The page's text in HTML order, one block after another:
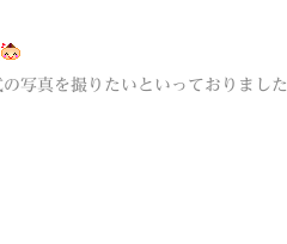
写真を撮りたいといっておりました